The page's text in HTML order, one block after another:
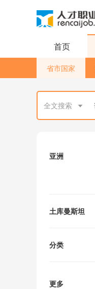
首页
省市国家
全文搜索
亚洲
土库曼斯坦
分类
更多